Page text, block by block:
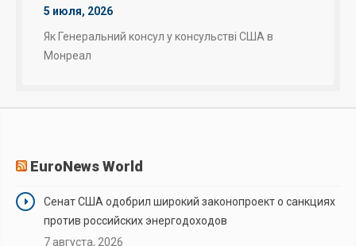
5 июля, 2026
Як Генеральний консул у консульстві США в
Монреал
EuroNews World
Сенат США одобрил широкий законопроект о санкциях
против российских энергодоходов
7 августа, 2026